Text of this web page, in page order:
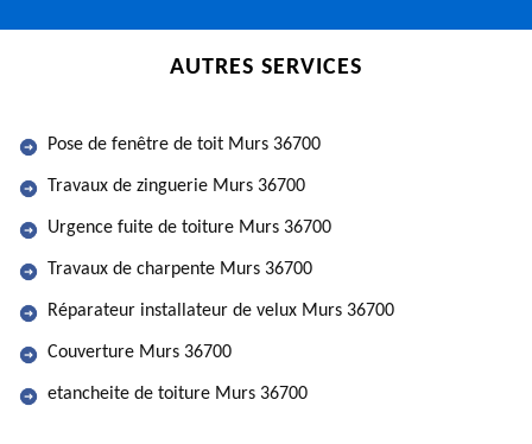
AUTRES SERVICES
Pose de fenêtre de toit Murs 36700
Travaux de zinguerie Murs 36700
Urgence fuite de toiture Murs 36700
Travaux de charpente Murs 36700
Réparateur installateur de velux Murs 36700
Couverture Murs 36700
etancheite de toiture Murs 36700